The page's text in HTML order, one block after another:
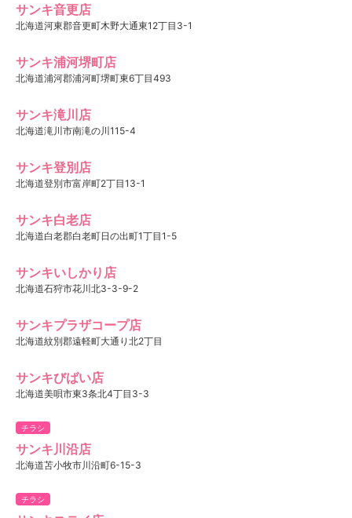
サンキ音更店
北海道河東郡音更町木野大通東12丁目3-1
サンキ浦河堺町店
北海道浦河郡浦河町堺町東6丁目493
サンキ滝川店
北海道滝川市南滝の川115-4
サンキ登別店
北海道登別市富岸町2丁目13-1
サンキ白老店
北海道白老郡白老町日の出町1丁目1-5
サンキいしかり店
北海道石狩市花川北3-3-9-2
サンキプラザコープ店
北海道紋別郡遠軽町大通り北2丁目
サンキびばい店
北海道美唄市東3条北4丁目3-3
チラシ
サンキ川沿店
北海道苫小牧市川沿町6-15-3
チラシ